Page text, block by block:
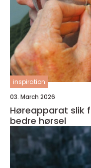
inspiration
03. March 2026
Høreapparat slik får man mest mulig ut av
bedre hørsel